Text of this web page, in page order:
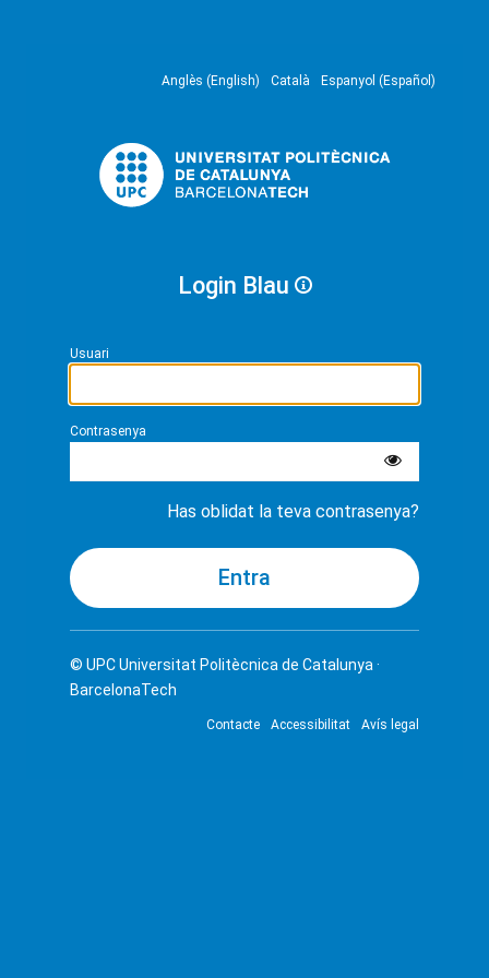
Anglès (English) Català Espanyol (Español)
Login Blau
Usuari
Contrasenya
Has oblidat la teva contrasenya?
© UPCUniversitat Politècnica de Catalunya ·
BarcelonaTech
Contacte Accessibilitat Avís legal